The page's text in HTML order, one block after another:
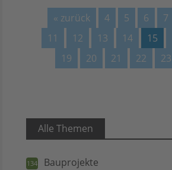
« zurück 4 5 6 7
11
12 13 14 15
19
20 21 22 23
Alle Themen
134 Bauprojekte